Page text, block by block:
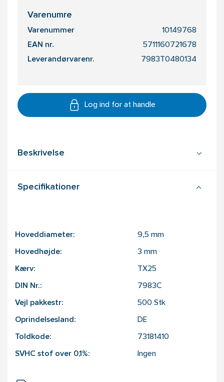
Varenumre
Varenummer 10149768
EAN nr. 5711160721678
Leverandørvarenr. 7983T0480134
Log ind for at handle
Beskrivelse
Specifikationer
Hoveddiameter: 9,5 mm
Hovedhøjde: 3 mm
Kærv: TX25
DIN Nr.: 7983C
Vejl pakkestr: 500 Stk
Oprindelsesland: DE
Toldkode: 73181410
SVHC stof over 0,1%: Ingen